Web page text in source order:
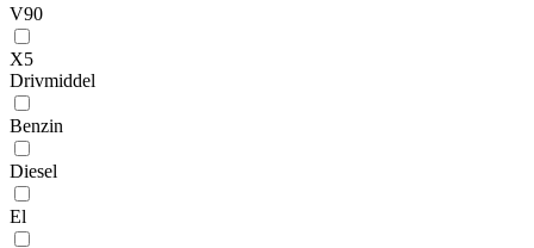
V90
X5
Drivmiddel
Benzin
Diesel
El